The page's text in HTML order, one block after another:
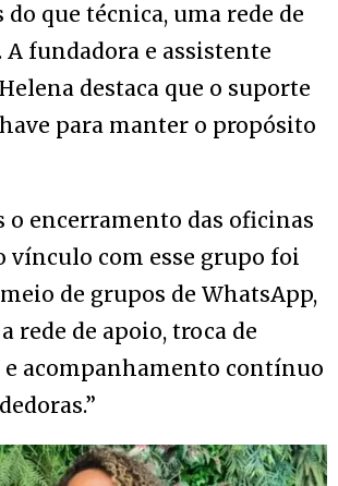
do que técnica, uma rede de
fundadora e assistente
destaca que o suporte
para manter o propósito
o encerramento das oficinas
vínculo com esse grupo foi
de grupos de WhatsApp,
rede de apoio, troca de
acompanhamento contínuo